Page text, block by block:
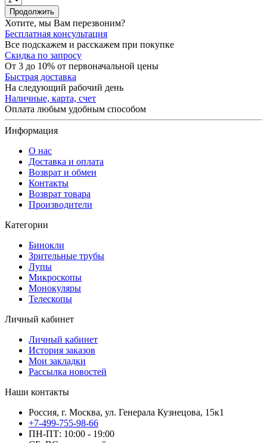
Продолжить
Хотите, мы Вам перезвоним?
Бесплатная консультация
Все подскажем и расскажем при покупке
Скидка по запросу
От 3 до 10% от первоначальной цены
Быстрая доставка
На следующий рабочий день
Наличные, карта, счет
Оплата любым удобным способом
Информация
О нас
Доставка и оплата
Возврат и обмен
Контакты
Возврат товара
Производители
Категории
Бинокли
Зрительные трубы
Лупы
Микроскопы
Монокуляры
Телескопы
Личный кабинет
Личный кабинет
История заказов
Мои закладки
Рассылка новостей
Наши контакты
Россия, г. Москва, ул. Генерала Кузнецова, 15к1
+7-499-755-98-66
ПН-ПТ: 10:00 - 19:00